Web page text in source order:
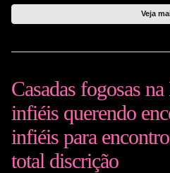
Veja
Casadas fogosas
infiéis querendo
infiéis para
total discrição